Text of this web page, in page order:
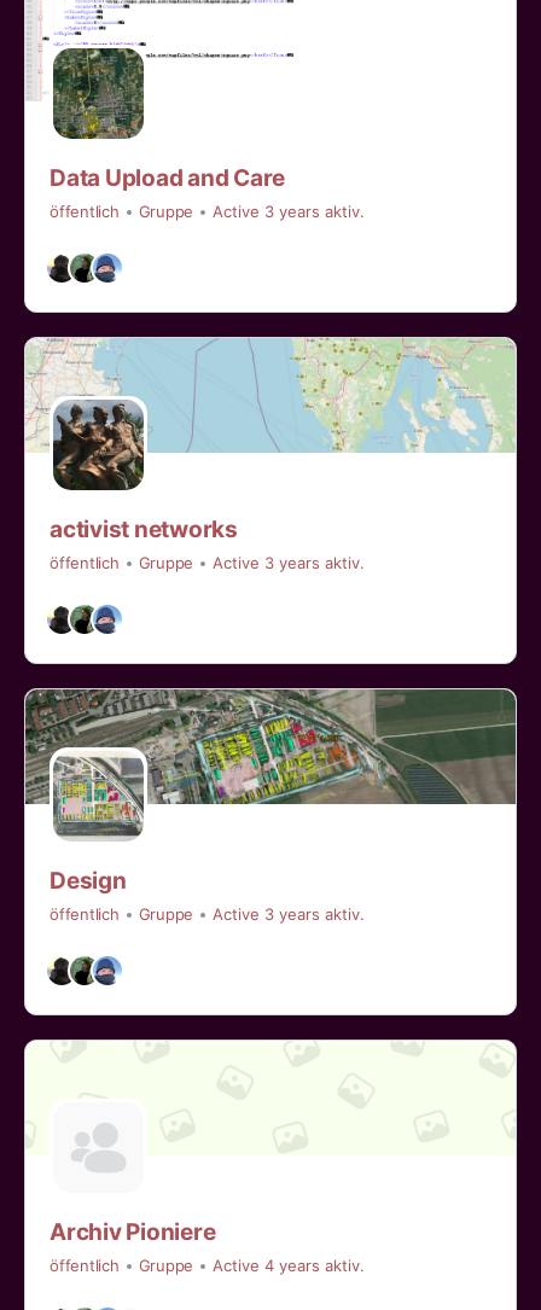
Data Upload and Care
öffentlich Gruppe Active 3 years aktiv.
activist networks
öffentlich Gruppe Active 3 years aktiv.
Design
öffentlich Gruppe Active 3 years aktiv.
Archiv Pioniere
öffentlich Gruppe Active 4 years aktiv.